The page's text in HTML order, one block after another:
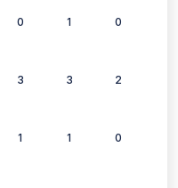
0 1 0
3 3 2
1 1 0